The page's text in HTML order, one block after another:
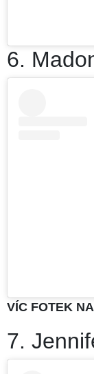
6.
VÍC FOTEK
7.